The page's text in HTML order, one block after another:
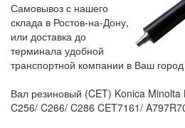
Самовывоз с нашего
склада в Ростов-на-Дону,
или доставка до
терминала удобной
транспортной компании в Ваш город
Вал резиновый (CET) Konica
C256/ C266/ C286 CET7161/